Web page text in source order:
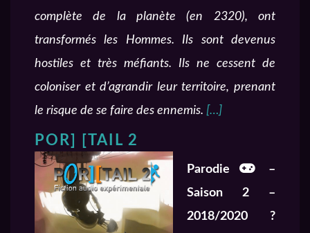
complète de la planète (en 2320), ont
transformés les Hommes. Ils sont devenus
hostiles et très méfiants. Ils ne cessent de
coloniser et d’agrandir leur territoire, prenant
le risque de se faire des ennemis. […]
POR] [TAIL 2
Parodie
–
Saison 2 –
2018/2020 ?